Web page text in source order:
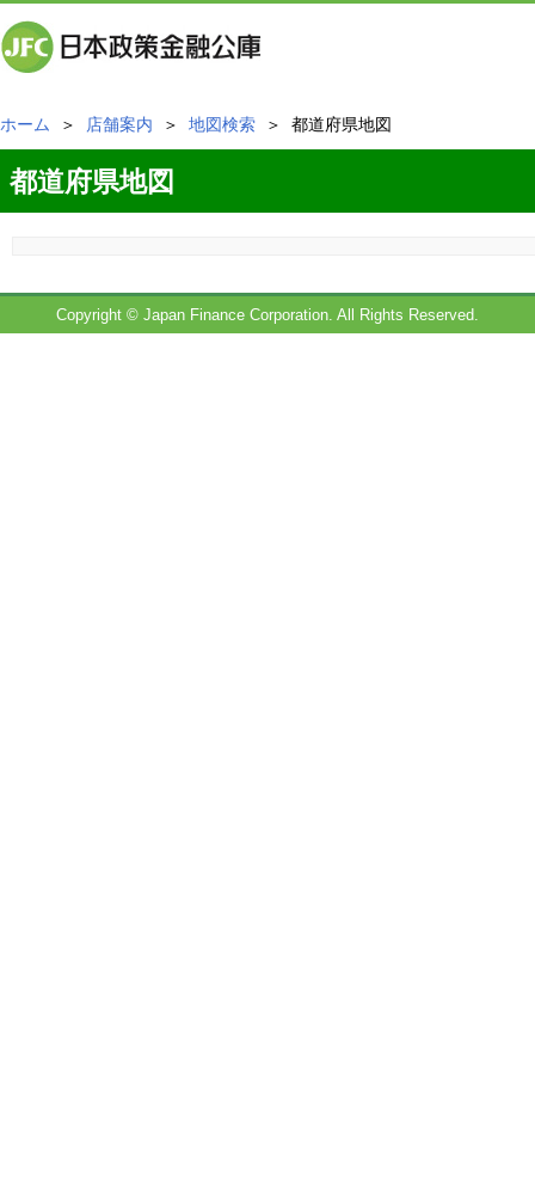
ホーム ＞ 店舗案内 ＞ 地図検索 ＞ 都道府県地図
都道府県地図
Copyright © Japan Finance Corporation. All Rights Reserved.